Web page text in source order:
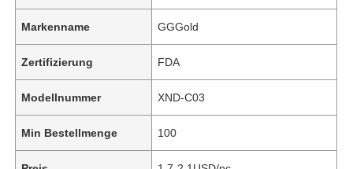
Markenname GGGold
Zertifizierung FDA
Modellnummer XND-C03
Min Bestellmenge 100